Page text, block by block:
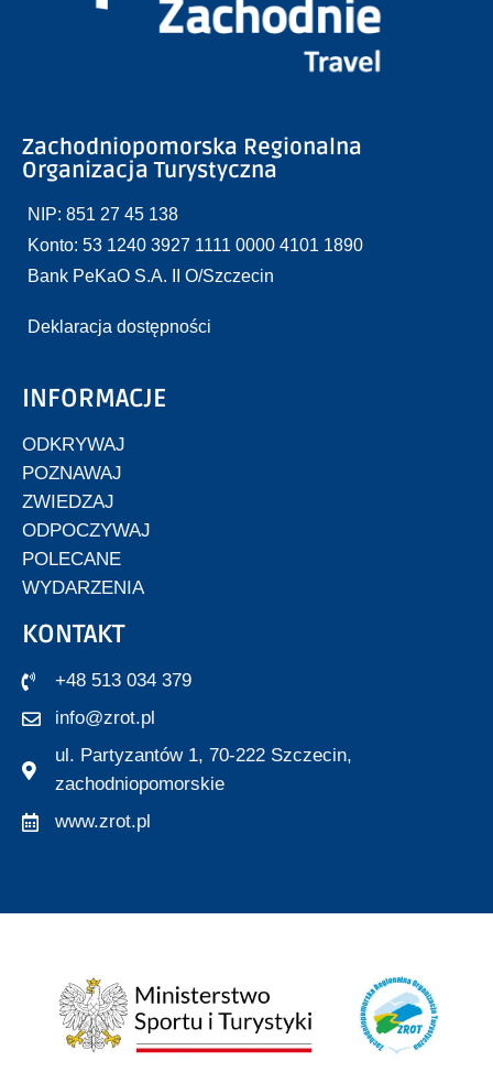
Zachodniopomorska Regionalna
Organizacja Turystyczna
NIP: 851 27 45 138
Konto: 53 1240 3927 1111 0000 4101 1890
Bank PeKaO S.A. II O/Szczecin
Deklaracja dostępności
INFORMACJE
ODKRYWAJ
POZNAWAJ
ZWIEDZAJ
ODPOCZYWAJ
POLECANE
WYDARZENIA
KONTAKT
+48 513 034 379
info@zrot.pl
ul. Partyzantów 1, 70-222 Szczecin,
zachodniopomorskie
www.zrot.pl